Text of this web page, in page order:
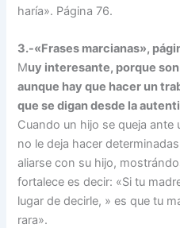
haría». Página 76.
3.-«Frases marcianas»,
Muy interesante, porque
aunque hay que hacer un
que se digan desde la
Cuando un hijo se queja
no le deja hacer
aliarse con su hijo,
fortalece es decir: «Si tu
lugar de decirle, » es que tu
rara».